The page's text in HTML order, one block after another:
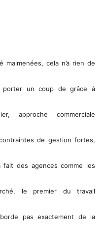
cela n’a rien de
porter un coup de grâce à
approche commerciale
de gestion fortes,
des agences comme les
le premier du travail
pas exactement de la